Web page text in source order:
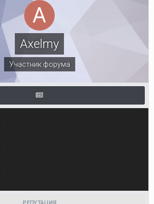
Axelmy
Участник форума